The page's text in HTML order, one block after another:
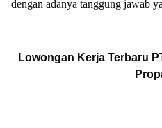
dengan adanya tanggung jawab
Lowongan Kerja Terbaru